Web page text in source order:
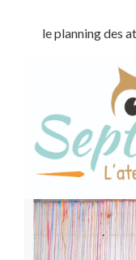
le planning des